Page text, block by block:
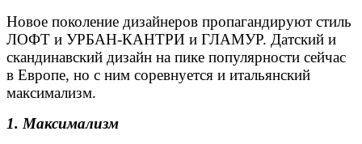
Новое поколение дизайнеров пропагандируют стиль
ЛОФТ и УРБАН-КАНТРИ и ГЛАМУР. Датский и
скандинавский дизайн на пике популярности сейчас
в Европе, но с ним соревнуется и итальянский
максимализм.
1. Максимализм